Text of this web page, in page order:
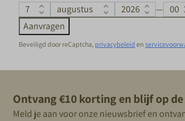
—
Aanvragen
Beveiligd door reCaptcha, privacybeleid en
Ontvang €10 korting en blijf op
Meld je aan voor onze nieuwsbrief en